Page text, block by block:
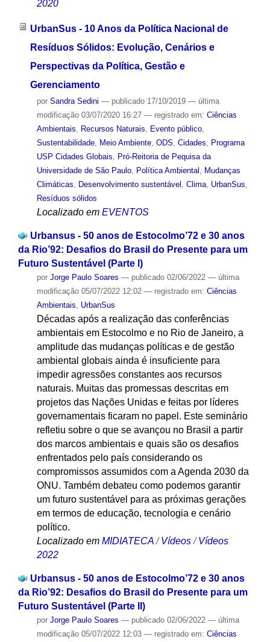
2020
UrbanSus - 10 Anos da Política Nacional de
Resíduos Sólidos: Evolução, Cenários e
Perspectivas da Política, Gestão e
Gerenciamento
por Sandra Sedini — publicado17/10/2019 — última
modificação03/07/2020 16:27 — registrado em: Ciências
Ambientais, Recursos Naturais, Evento público,
Sustentabilidade, Meio Ambiente, ODS, Cidades, Programa
USP Cidades Globais, Pró-Reitoria de Pequisa da
Universidade de São Paulo, Política Ambiental , Mudanças
Climáticas, Desenvolvimento sustentável , Clima, UrbanSus,
Resíduos sólidos
Localizado em EVENTOS
Urbansus - 50 anos de Estocolmo’72 e 30 anos
da Rio’92: Desafios do Brasil do Presente para um
Futuro Sustentável (Parte l)
por Jorge Paulo Soares — publicado02/06/2022 — última
modificação05/07/2022 12:02 — registrado em: Ciências
Ambientais, UrbanSus
Décadas após a realização das conferências
ambientais em Estocolmo e no Rio de Janeiro, a
amplitude das mudanças políticas e de gestão
ambiental globais ainda é insuficiente para
impedir agressões constantes aos recursos
naturais. Muitas das promessas descritas em
projetos das Nações Unidas e feitas por líderes
governamentais ficaram no papel. Este seminário
refletiu sobre o que se avançou no Brasil a partir
dos marcos ambientais e quais são os desafios
enfrentados pelo país considerando os
compromissos assumidos com a Agenda 2030 da
ONU. Também debateu como podemos garantir
um futuro sustentável para as próximas gerações
em termos de educação, tecnologia e cenário
político.
Localizado em MIDIATECA /Vídeos /Vídeos
2022
Urbansus - 50 anos de Estocolmo’72 e 30 anos
da Rio’92: Desafios do Brasil do Presente para um
Futuro Sustentável (Parte lI)
por Jorge Paulo Soares — publicado02/06/2022 — última
modificação05/07/2022 12:03 — registrado em: Ciências